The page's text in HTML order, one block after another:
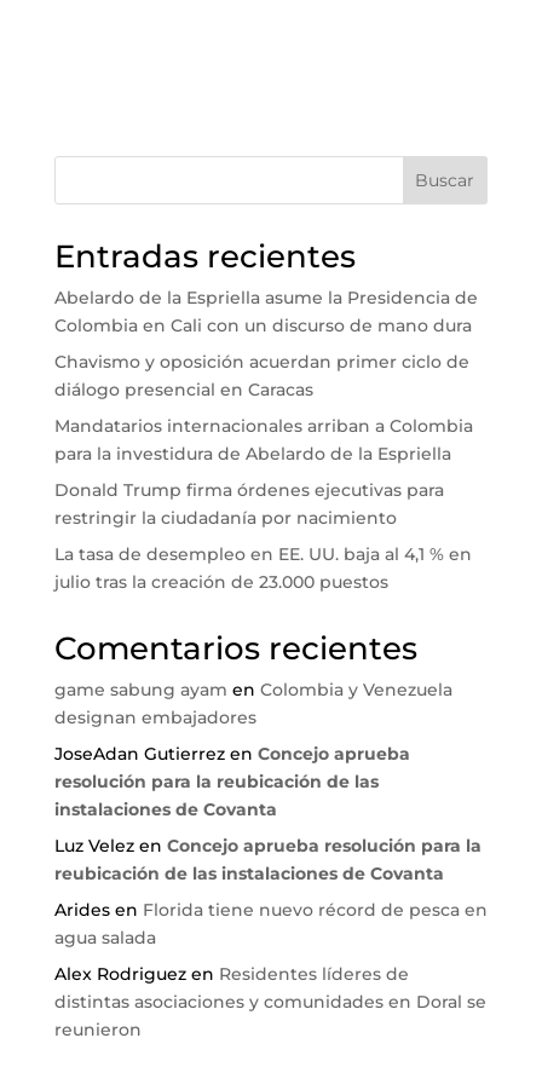
Buscar
Entradas recientes
Abelardo de la Espriella asume la Presidencia de
Colombia en Cali con un discurso de mano dura
Chavismo y oposición acuerdan primer ciclo de
diálogo presencial en Caracas
Mandatarios internacionales arriban a Colombia
para la investidura de Abelardo de la Espriella
Donald Trump firma órdenes ejecutivas para
restringir la ciudadanía por nacimiento
La tasa de desempleo en EE. UU. baja al 4,1 % en
julio tras la creación de 23.000 puestos
Comentarios recientes
game sabung ayam en Colombia y Venezuela
designan embajadores
JoseAdan Gutierrezen Concejo aprueba
resolución para la reubicación de las
instalaciones de Covanta
Luz Velezen Concejo aprueba resolución para la
reubicación de las instalaciones de Covanta
Aridesen Florida tiene nuevo récord de pesca en
agua salada
Alex Rodriguezen Residentes líderes de
distintas asociaciones y comunidades en Doral se
reunieron